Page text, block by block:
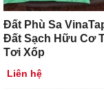
Đất Phù Sa
Đất Sạch Hữu Cơ
Tơi Xốp
Liên hệ